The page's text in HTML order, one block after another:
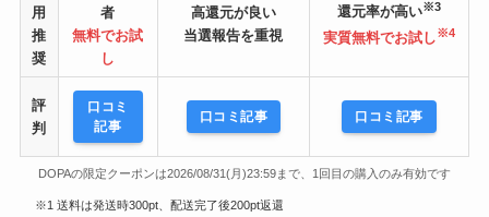
用
推
奨
者
無料でお試
し
高還元が良い
当選報告を重視
還元率が高い※3
実質無料でお試し※4
評
判
口コミ
記事
口コミ記事 口コミ記事
DOPAの限定クーポンは2026/08/31(月)23:59まで、1回目の購入のみ有効です
※1 送料は発送時300pt、配送完了後200pt返還